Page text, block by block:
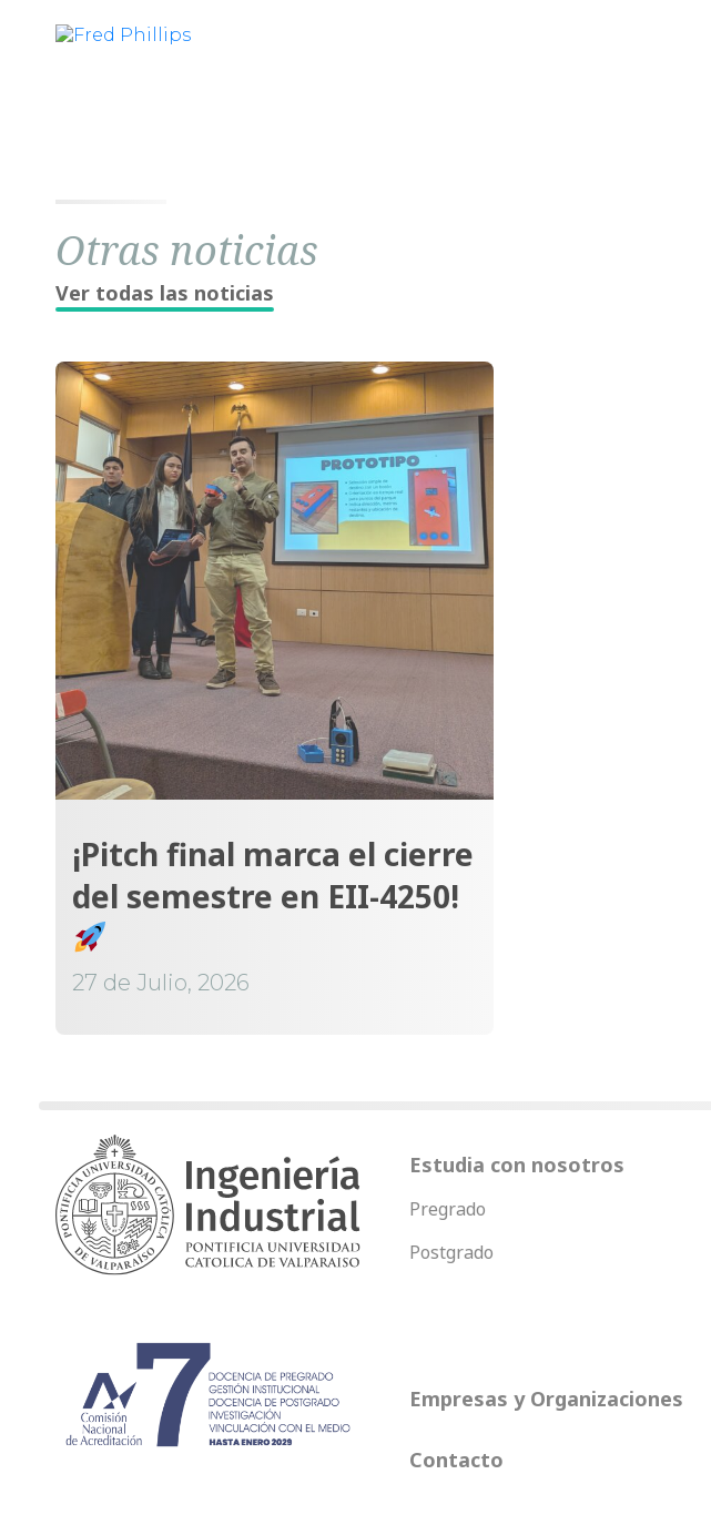
Otras noticias
Ver todas las noticias
¡Pitch final marca el cierre
del semestre en EII-4250!
27 de Julio, 2026
Estudia con nosotros
Pregrado
Postgrado
Empresas y Organizaciones
Contacto